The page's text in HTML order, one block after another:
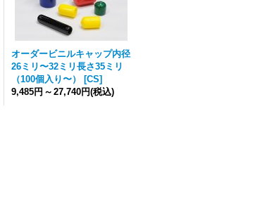
オーダービニルキャップ内径
26ミリ〜32ミリ長さ35ミリ
（100個入り〜）
[CS]
9,485円 ～ 27,740円(税込)